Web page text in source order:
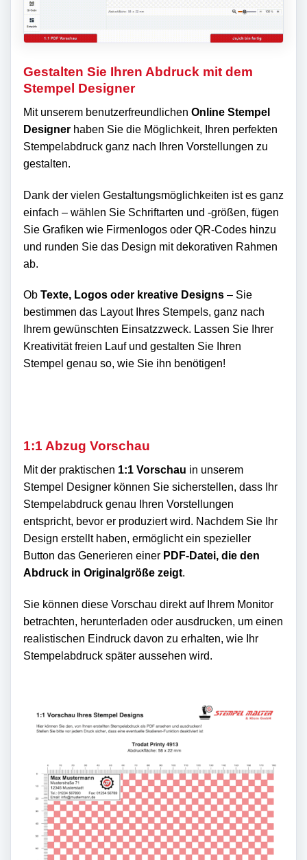
Gestalten Sie Ihren Abdruck mit dem
Stempel Designer
Mit unserem benutzerfreundlichen Online Stempel
Designer haben Sie die Möglichkeit, Ihren perfekten
Stempelabdruck ganz nach Ihren Vorstellungen zu
gestalten.
Dank der vielen Gestaltungsmöglichkeiten ist es ganz
einfach – wählen Sie Schriftarten und -größen, fügen
Sie Grafiken wie Firmenlogos oder QR-Codes hinzu
und runden Sie das Design mit dekorativen Rahmen
ab.
Ob Texte, Logos oder kreative Designs – Sie
bestimmen das Layout Ihres Stempels, ganz nach
Ihrem gewünschten Einsatzzweck. Lassen Sie Ihrer
Kreativität freien Lauf und gestalten Sie Ihren
Stempel genau so, wie Sie ihn benötigen!
1:1 Abzug Vorschau
Mit der praktischen 1:1 Vorschau in unserem
Stempel Designer können Sie sicherstellen, dass Ihr
Stempelabdruck genau Ihren Vorstellungen
entspricht, bevor er produziert wird. Nachdem Sie Ihr
Design erstellt haben, ermöglicht ein spezieller
Button das Generieren einer PDF-Datei, die den
Abdruck in Originalgröße zeigt.
Sie können diese Vorschau direkt auf Ihrem Monitor
betrachten, herunterladen oder ausdrucken, um einen
realistischen Eindruck davon zu erhalten, wie Ihr
Stempelabdruck später aussehen wird.